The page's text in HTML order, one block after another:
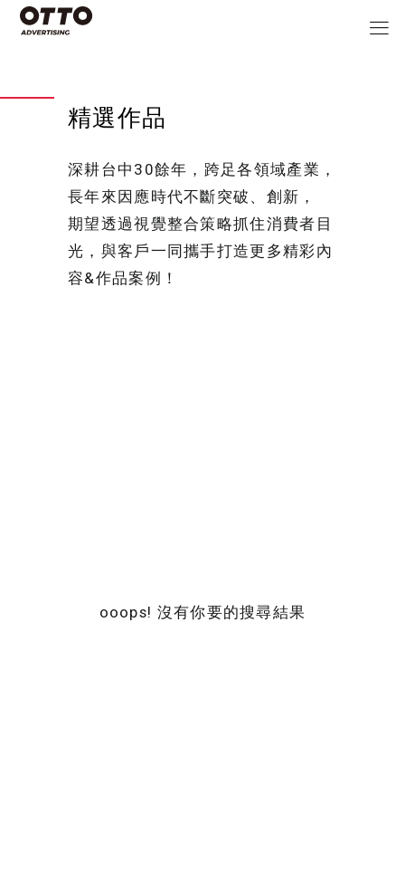
精選作品
深耕台中30餘年，跨足各領域產業，
長年來因應時代不斷突破、創新，
期望透過視覺整合策略抓住消費者目
光，與客戶一同攜手打造更多精彩內
容&作品案例！
ooops! 沒有你要的搜尋結果